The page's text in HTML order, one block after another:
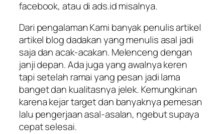
facebook, atau di ads.id misalnya.
Dari pengalaman Kami banyak penulis artikel
artikel blog dadakan yang menulis asal jadi
saja dan acak-acakan. Melenceng dengan
janji depan. Ada juga yang awalnya keren
tapi setelah ramai yang pesan jadi lama
banget dan kualitasnya jelek. Kemungkinan
karena kejar target dan banyaknya pemesan
lalu pengerjaan asal-asalan, ngebut supaya
cepat selesai.